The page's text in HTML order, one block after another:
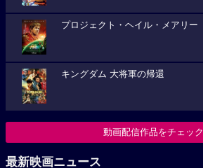
プロジェクト・ヘイル・メアリー
キングダム 大将軍の帰還
動画配信作品をチェック
最新映画ニュース